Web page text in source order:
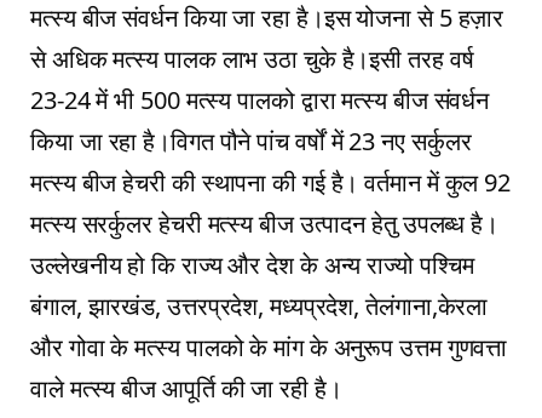
मत्स्य बीज संवर्धन किया जा रहा है।इस योजना से 5 हज़ार
से अधिक मत्स्य पालक लाभ उठा चुके है।इसी तरह वर्ष
23-24 में भी 500 मत्स्य पालको द्वारा मत्स्य बीज संवर्धन
किया जा रहा है।विगत पौने पांच वर्षों में 23 नए सर्कुलर
मत्स्य बीज हेचरी की स्थापना की गई है। वर्तमान में कुल 92
मत्स्य सरर्कुलर हेचरी मत्स्य बीज उत्पादन हेतु उपलब्ध है।
उल्लेखनीय हो कि राज्य और देश के अन्य राज्यो पश्चिम
बंगाल, झारखंड, उत्तरप्रदेश, मध्यप्रदेश, तेलंगाना,केरला
और गोवा के मत्स्य पालको के मांग के अनुरूप उत्तम गुणवत्ता
वाले मत्स्य बीज आपूर्ति की जा रही है।